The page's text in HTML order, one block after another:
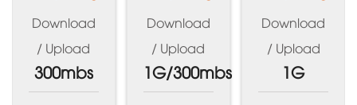
Download
/ Upload
300mbs
Download
/ Upload
1G/300mbs
Download
/ Upload
1G